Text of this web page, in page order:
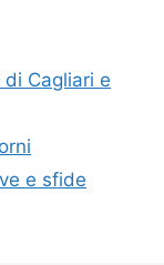
Cagliari e
e sfide